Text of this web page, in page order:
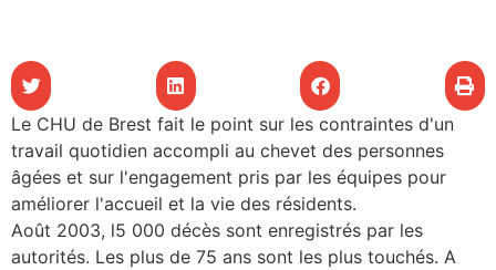
articles
santé
Le CHU de Brest fait le point sur les contraintes d'un
travail quotidien accompli au chevet des personnes
âgées et sur l'engagement pris par les équipes pour
améliorer l'accueil et la vie des résidents.
Août 2003, l5 000 décès sont enregistrés par les
autorités. Les plus de 75 ans sont les plus touchés. A